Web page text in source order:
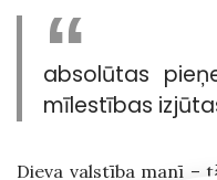
absolūtas
mīlestības
Dieva valstība manī –